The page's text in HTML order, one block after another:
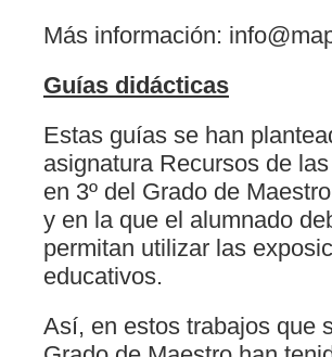
Más información:
Guías didácticas
Estas guías se han
asignatura Recursos de
en 3º del Grado de
y en la que el alumnado
permitan utilizar las
educativos.
Así, en estos trabajos que